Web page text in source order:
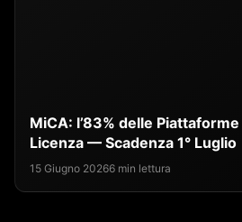
MiCA: l’83% delle
Licenza — Scadenza 1° Luglio
15 Giugno 20266 min lettura